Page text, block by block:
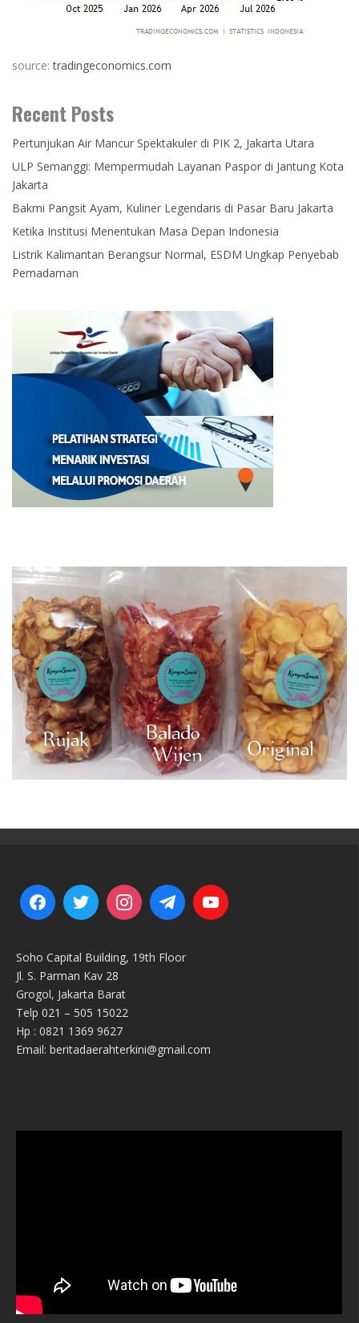
source:tradingeconomics.com
Recent Posts
Pertunjukan Air Mancur Spektakuler di PIK 2, Jakarta Utara
ULP Semanggi: Mempermudah Layanan Paspor di Jantung Kota
Jakarta
Bakmi Pangsit Ayam, Kuliner Legendaris di Pasar Baru Jakarta
Ketika Institusi Menentukan Masa Depan Indonesia
Listrik Kalimantan Berangsur Normal, ESDM Ungkap Penyebab
Pemadaman
Soho Capital Building, 19th Floor
Jl. S. Parman Kav 28
Grogol, Jakarta Barat
Telp 021 – 505 15022
Hp : 0821 1369 9627
Email: beritadaerahterkini@gmail.com